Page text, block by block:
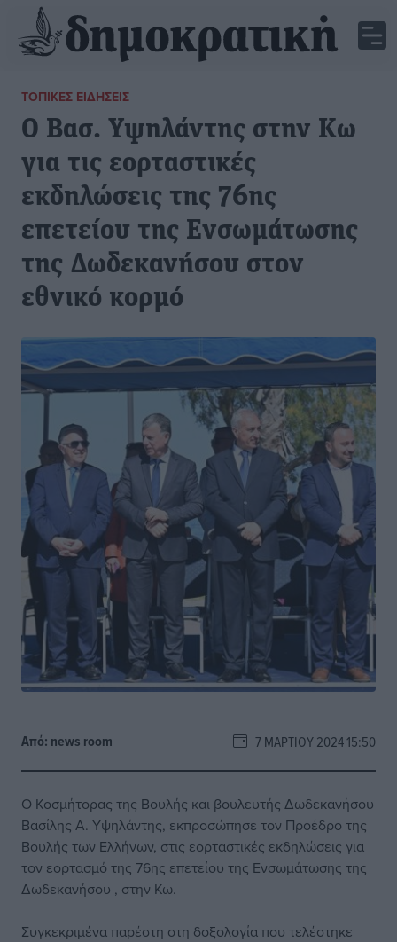
ΤΟΠΙΚΈΣ ΕΙΔΉΣΕΙΣ
Ο Βασ. Υψηλάντης στην Κω
για τις εορταστικές
εκδηλώσεις της 76ης
επετείου της Ενσωμάτωσης
της Δωδεκανήσου στον
εθνικό κορμό
Από: news room 7 ΜΑΡΤΊΟΥ 2024 15:50
Ο Κοσμήτορας της Βουλής και βουλευτής Δωδεκανήσου
Βασίλης Α. Υψηλάντης, εκπροσώπησε τον Προέδρο της
Βουλής των Ελλήνων, στις εορταστικές εκδηλώσεις για
τον εορτασμό της 76ης επετείου της Ενσωμάτωσης της
Δωδεκανήσου , στην Κω.
Συγκεκριμένα παρέστη στη δοξολογία που τελέστηκε